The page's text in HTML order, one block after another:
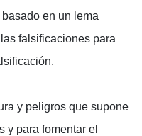
en un lema
falsificaciones para
y peligros que supone
y para fomentar el